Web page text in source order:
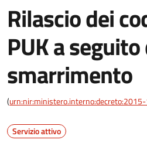
Rilascio dei
PUK a
smarrimento
(
Servizio attivo